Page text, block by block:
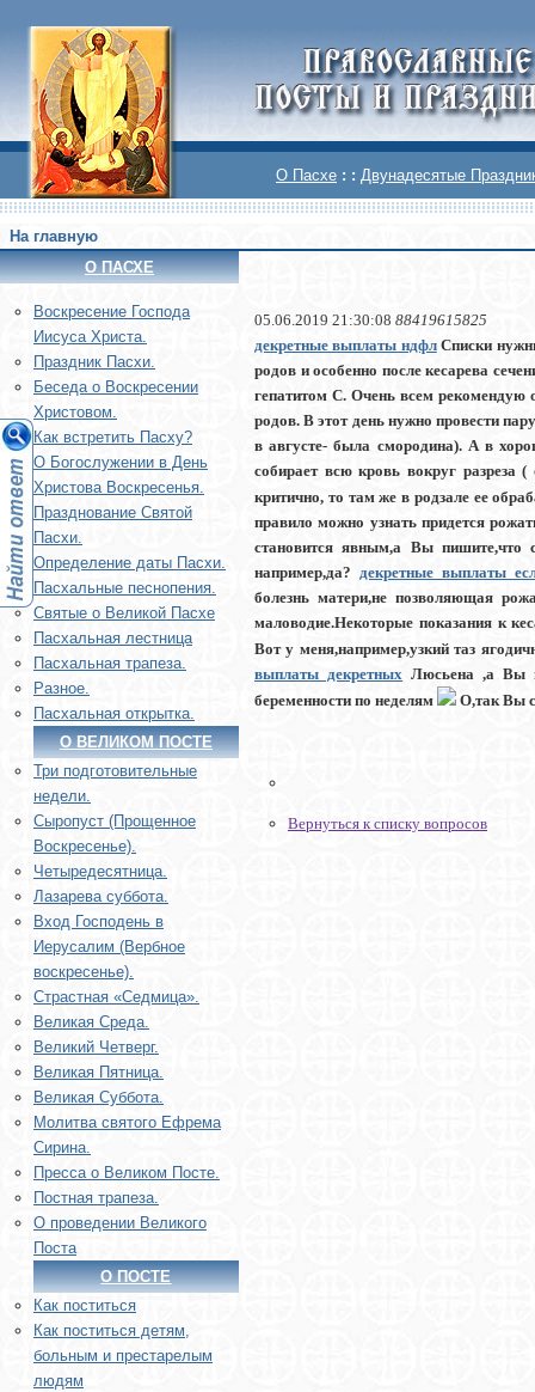
О Пасхе : : Двунадесятые
На главную
О ПАСХЕ
Воскреcение Господа
Иисуса Христа.
Праздник Пасхи.
Беседа о Воскресении
Христовом.
Как встретить Пасху?
О Богослужении в День
Христова Воскресенья.
Празднование Святой
Пасхи.
Определение даты Пасхи.
Пасхальные песнопения.
Святые о Великой Пасхе
Пасхальная лестница
Пасхальная трапеза.
Разное.
Пасхальная открытка.
О ВЕЛИКОМ ПОСТЕ
Три подготовительные
недели.
Сыропуст (Прощенное
Воскресенье).
Четыредесятница.
Лазарева суббота.
Вход Господень в
Иерусалим (Вербное
воскресенье).
Страстная «Седмица».
Великая Среда.
Великий Четверг.
Великая Пятница.
Великая Суббота.
Молитва святого Ефрема
Сирина.
Пресса о Великом Посте.
Постная трапеза.
О проведении Великого
Поста
О ПОСТЕ
Как поститься
Как поститься детям,
больным и престарелым
людям
05.06.2019 21:30:08 88419615825
декретные выплаты ндфлСписки
родов и особенно после кесарева
гепатитом С. Очень всем рекомендую
родов. В этот день нужно провести
в августе- была смородина). А в
собирает всю кровь вокруг разреза
критично, то там же в родзале ее
правило можно узнать придется
становится явным,а Вы пишите,что
например,да? декретные выплаты
болезнь матери,не позволяющая
маловодие.Некоторые показания к
Вот у меня,например,узкий таз
выплаты декретных Люсьена ,а Вы
беременности по неделям
О,так Вы
Вернуться к списку вопросов